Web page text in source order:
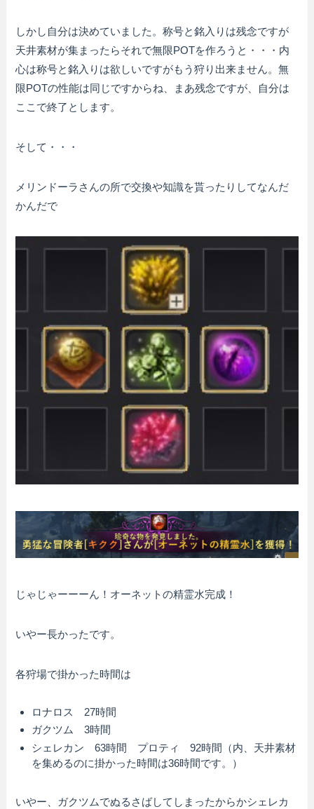
しかし自分は決めていました。称号と銘入りは残念ですが
天井素材が集まったらそれで無限POTを作ろうと・・・内
心は称号と銘入りは欲しいですがもう狩り出来ません。無
限POTの性能は同じですからね、まあ残念ですが、自分は
ここで終了とします。
そして・・・
メリンドーラさんの所で交換や知識を貰ったりしてなんだ
かんだで
じゃじゃーーーん！オーネットの精霊水完成！
いやー長かったです。
各狩場で掛かった時間は
ロナロス 27時間
ガクツム 3時間
シェレカン 63時間 プロティ 92時間（内、天井素材
を集めるのに掛かった時間は36時間です。）
いやー、ガクツムでぬるさばしてしまったからかシェレカ